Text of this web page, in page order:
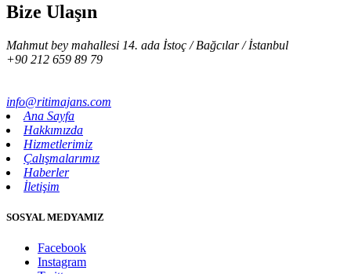
Bize Ulaşın
Mahmut bey mahallesi 14. ada İstoç / Bağcılar / İstanbul
+90 212 659 89 79
info@ritimajans.com
Ana Sayfa
Hakkımızda
Hizmetlerimiz
Çalışmalarımız
Haberler
İletişim
SOSYAL MEDYAMIZ
Facebook
Instagram